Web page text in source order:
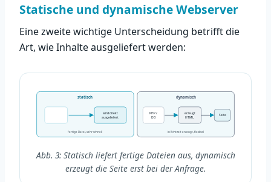
Statische und dynamische Webserver
Eine zweite wichtige Unterscheidung betrifft die
Art, wie Inhalte ausgeliefert werden:
statisch
wird direkt
ausgeliefert
fertige Datei, sehr schnell
dynamisch
PHP /
DB
erzeugt
HTML
Seite
in Echtzeit erzeugt, flexibel
Abb. 3: Statisch liefert fertige Dateien aus, dynamisch
erzeugt die Seite erst bei der Anfrage.